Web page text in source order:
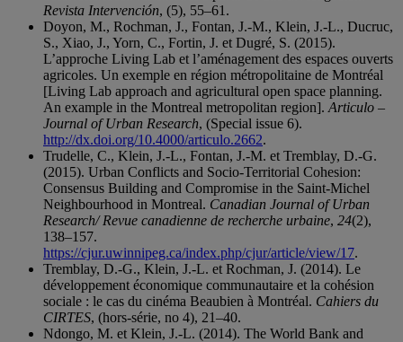
Revista Intervención, (5), 55–61.
Doyon, M., Rochman, J., Fontan, J.-M., Klein, J.-L., Ducruc,
S., Xiao, J., Yorn, C., Fortin, J. et Dugré, S. (2015).
L’approche Living Lab et l’aménagement des espaces ouverts
agricoles. Un exemple en région métropolitaine de Montréal
[Living Lab approach and agricultural open space planning.
An example in the Montreal metropolitan region]. Articulo –
Journal of Urban Research, (Special issue 6).
http://dx.doi.org/10.4000/articulo.2662.
Trudelle, C., Klein, J.-L., Fontan, J.-M. et Tremblay, D.-G.
(2015). Urban Conflicts and Socio-Territorial Cohesion:
Consensus Building and Compromise in the Saint-Michel
Neighbourhood in Montreal. Canadian Journal of Urban
Research/ Revue canadienne de recherche urbaine, 24(2),
138–157.
https://cjur.uwinnipeg.ca/index.php/cjur/article/view/17.
Tremblay, D.-G., Klein, J.-L. et Rochman, J. (2014). Le
développement économique communautaire et la cohésion
sociale : le cas du cinéma Beaubien à Montréal. Cahiers du
CIRTES, (hors-série, no 4), 21–40.
Ndongo, M. et Klein, J.-L. (2014). The World Bank and